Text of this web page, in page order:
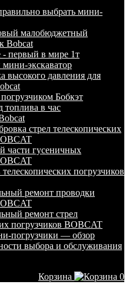
выбрать мини-
малобюджетный
Bobcat
первый в мире 1т
мини-экскаватор
высокого давления для
Бобкэт
топлива в час
стрел телескопических
части гусеничных
погрузчиков
ремонт проводки
ремонт стрел
погрузчиков BOBCAT
погрузчики — обзор
выбора и обслуживания
Корзина
0